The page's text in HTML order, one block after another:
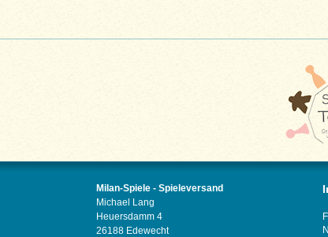
Milan-Spiele - Spieleversand
Michael Lang
Heuersdamm 4
26188 Edewecht